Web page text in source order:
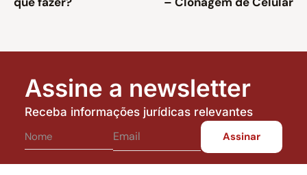
Assine a newsletter
Receba informações jurídicas relevantes